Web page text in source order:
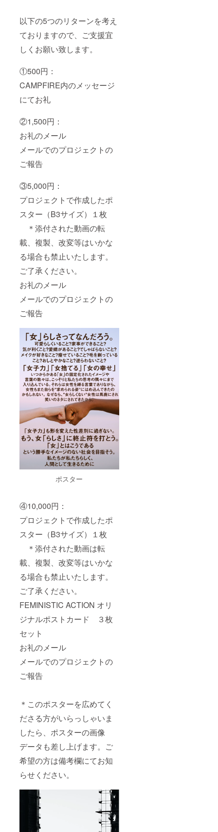
以下の5つのリターンを考え
ておりますので、ご支援宜
しくお願い致します。
①500円：
CAMPFIRE内のメッセージ
にてお礼
②1,500円：
お礼のメール
メールでのプロジェクトの
ご報告
③5,000円：
プロジェクトで作成したポ
スター（B3サイズ）１枚
＊添付された動画の転
載、複製、改変等はいかな
る場合も禁止いたします。
ご了承ください。
お礼のメール
メールでのプロジェクトの
ご報告
ポスター
④10,000円：
プロジェクトで作成したポ
スター（B3サイズ）１枚
＊添付された動画は転
載、複製、改変等はいかな
る場合も禁止いたします。
ご了承ください。
FEMINISTIC ACTION オリ
ジナルポストカード ３枚
セット
お礼のメール
メールでのプロジェクトの
ご報告
＊このポスターを広めてく
ださる方がいらっしゃいま
したら、ポスターの画像
データも差し上げます。ご
希望の方は備考欄にてお知
らせください。